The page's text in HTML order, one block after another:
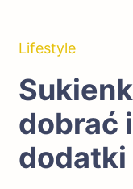
Lifestyle
dobrać
dodatki